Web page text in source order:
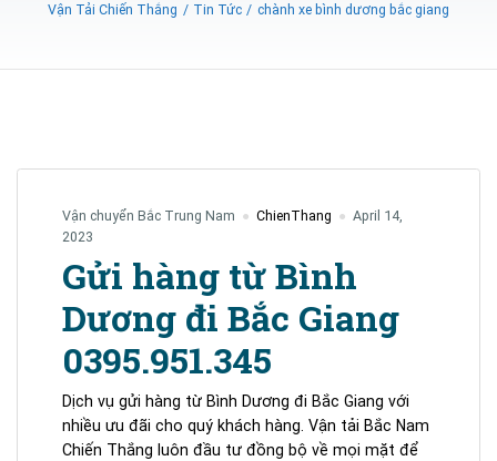
Vận Tải Chiến Thắng Tin Tức chành xe bình dương bắc giang
Vận chuyển Bắc Trung Nam ChienThang
April 14,
2023
Gửi hàng từ Bình
Dương đi Bắc Giang
0395.951.345
Dịch vụ gửi hàng từ Bình Dương đi Bắc Giang với
nhiều ưu đãi cho quý khách hàng. Vận tải Bắc Nam
Chiến Thắng luôn đầu tư đồng bộ về mọi mặt để